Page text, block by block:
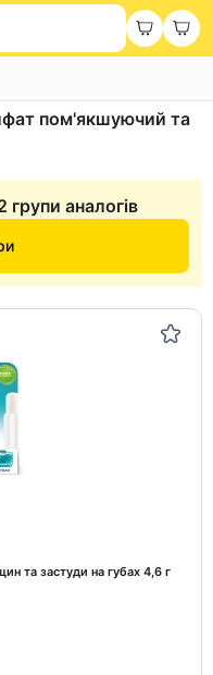
пом'якшуючий та
групи аналогів
та застуди на губах 4,6 г